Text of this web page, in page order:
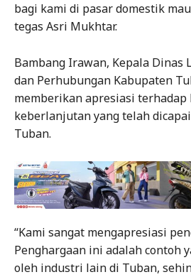
bagi kami di pasar domestik
tegas Asri Mukhtar.
Bambang Irawan, Kepala Dinas
dan Perhubungan Kabupaten
memberikan apresiasi
keberlanjutan yang telah
Tuban.
“Kami sangat mengapresiasi
Penghargaan ini adalah contoh
oleh industri lain di Tuban,